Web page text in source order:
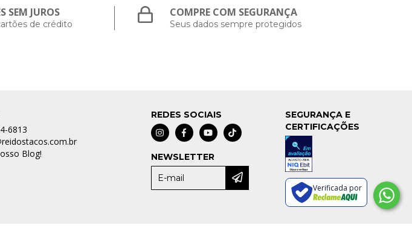
SEM JUROS
de crédito
COMPRE COM SEGURANÇA
Seus dados sempre protegidos
6813
Blog!
REDES SOCIAIS
NEWSLETTER
SEGURANÇA E
CERTIFICAÇÕES
Verificada por